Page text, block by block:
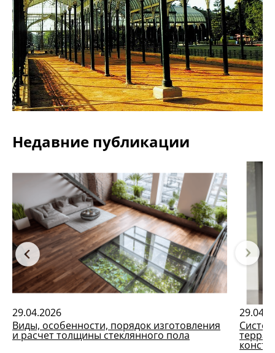
Недавние публикации
29.04.2026
Виды, особенности, порядок изготовления
и расчет толщины стеклянного пола